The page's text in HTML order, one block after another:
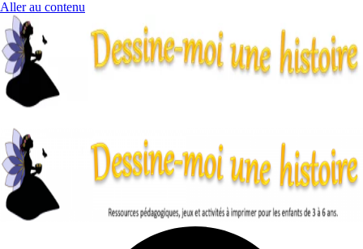
Aller au contenu